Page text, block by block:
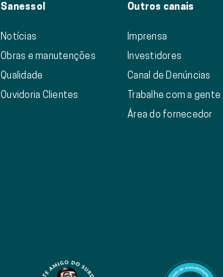
Sanessol
Notícias
Obras e manutenções
Qualidade
Ouvidoria Clientes
Outros canais
Imprensa
Investidores
Canal de Denúncias
Trabalhe com a gente
Área do fornecedor